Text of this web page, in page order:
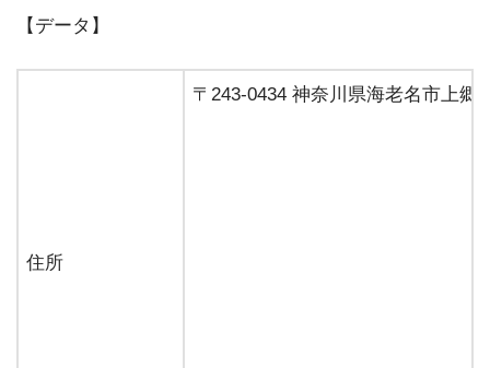
【データ】
住所
〒243-0434 神奈川県海老名市上郷